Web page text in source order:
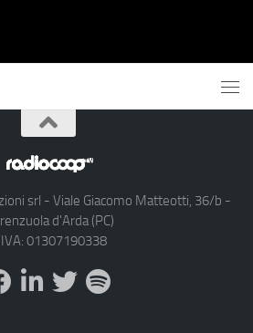
srl - Viale Giacomo Matteotti, 36/b -
d'Arda (PC)
01307190338